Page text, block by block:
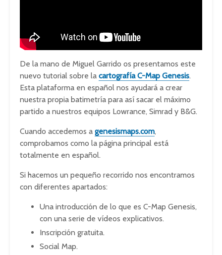
De la mano de Miguel Garrido os presentamos este
nuevo tutorial sobre la cartografía C-Map Genesis.
Esta plataforma en español nos ayudará a crear
nuestra propia batimetría para así sacar el máximo
partido a nuestros equipos Lowrance, Simrad y B&G.
Cuando accedemos a genesismaps.com,
comprobamos como la página principal está
totalmente en español.
Si hacemos un pequeño recorrido nos encontramos
con diferentes apartados:
Una introducción de lo que es C-Map Genesis,
con una serie de vídeos explicativos.
Inscripción gratuita.
Social Map.